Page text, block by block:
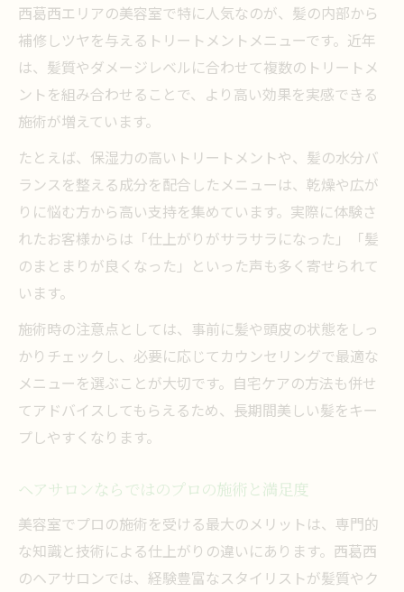
西葛西エリアの美容室で特に人気なのが、髪の内部から
補修しツヤを与えるトリートメントメニューです。近年
は、髪質やダメージレベルに合わせて複数のトリートメ
ントを組み合わせることで、より高い効果を実感できる
施術が増えています。
たとえば、保湿力の高いトリートメントや、髪の水分バ
ランスを整える成分を配合したメニューは、乾燥や広が
りに悩む方から高い支持を集めています。実際に体験さ
れたお客様からは「仕上がりがサラサラになった」「髪
のまとまりが良くなった」といった声も多く寄せられて
います。
施術時の注意点としては、事前に髪や頭皮の状態をしっ
かりチェックし、必要に応じてカウンセリングで最適な
メニューを選ぶことが大切です。自宅ケアの方法も併せ
てアドバイスしてもらえるため、長期間美しい髪をキー
プしやすくなります。
ヘアサロンならではのプロの施術と満足度
美容室でプロの施術を受ける最大のメリットは、専門的
な知識と技術による仕上がりの違いにあります。西葛西
のヘアサロンでは、経験豊富なスタイリストが髪質やク